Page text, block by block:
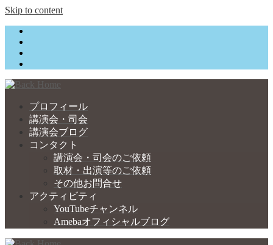
Skip to content
プロフィール
講演会・司会
講演会ブログ
コンタクト
講演会・司会のご依頼
取材・出演等のご依頼
その他お問合せ
アクティビティ
YouTubeチャンネル
Amebaオフィシャルブログ